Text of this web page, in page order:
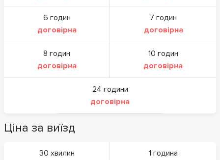
6 годин
договірна
7 годин
договірна
8 годин
договірна
10 годин
договірна
24 години
договірна
Ціна за виїзд
30 хвилин
1 година